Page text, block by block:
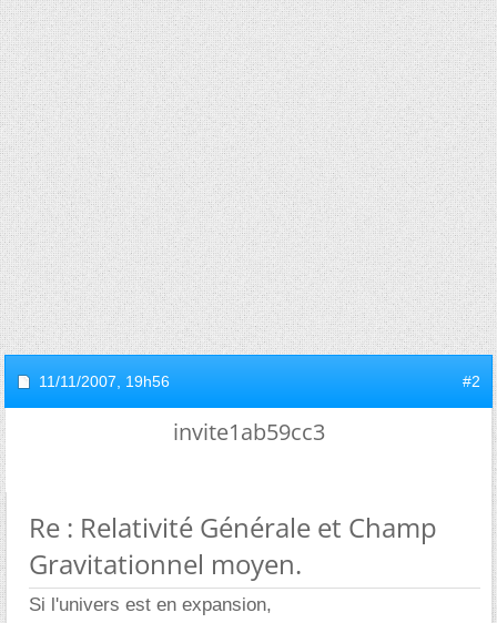
11/11/2007, 19h56 #2
invite1ab59cc3
Re : Relativité Générale et Champ
Gravitationnel moyen.
Si l'univers est en expansion,